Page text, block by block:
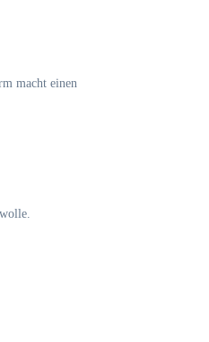
macht einen